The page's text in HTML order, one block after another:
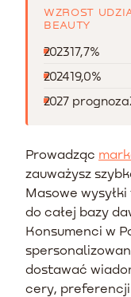
WZROST
BEAUTY
202317,7%
202419,0%
2027 prognoza
Prowadząc
zauważysz
Masowe
do całej bazy
Konsumenci w
dostawać
cery,